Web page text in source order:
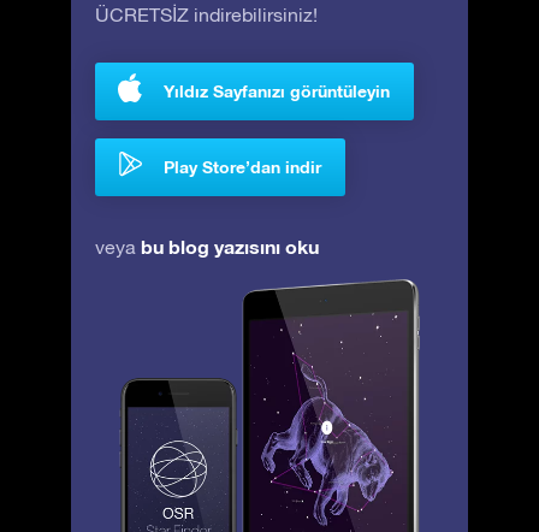
ÜCRETSİZ indirebilirsiniz!
Yıldız Sayfanızı görüntüleyin
Play Store’dan indir
veya bu blog yazısını oku